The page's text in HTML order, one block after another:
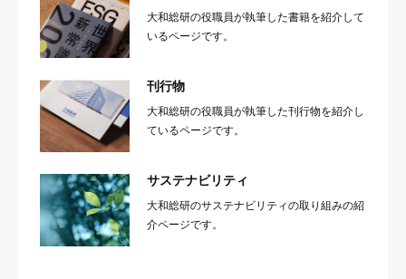
大和総研の役職員が執筆した書籍を紹介して
いるページです。
刊行物
大和総研の役職員が執筆した刊行物を紹介し
ているページです。
サステナビリティ
大和総研のサステナビリティの取り組みの紹
介ページです。